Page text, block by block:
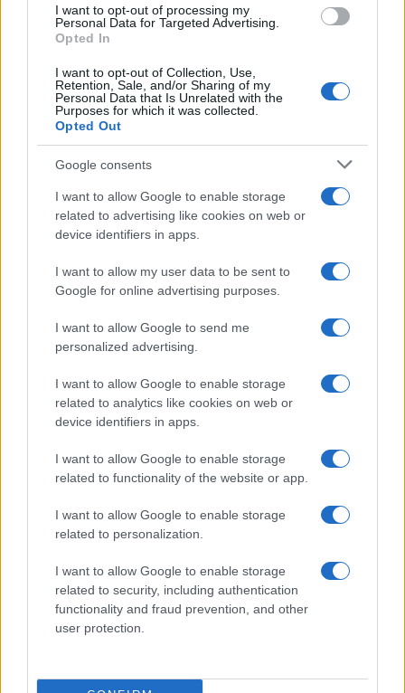
I want to opt-out of processing my
Personal Data for Targeted Advertising.
Opted In
I want to opt-out of Collection, Use,
Retention, Sale, and/or Sharing of my
Personal Data that Is Unrelated with the
Purposes for which it was collected.
Opted Out
Google consents
I want to allow Google to enable storage
related to advertising like cookies on web or
device identifiers in apps.
I want to allow my user data to be sent to
Google for online advertising purposes.
I want to allow Google to send me
personalized advertising.
I want to allow Google to enable storage
related to analytics like cookies on web or
device identifiers in apps.
I want to allow Google to enable storage
related to functionality of the website or app.
I want to allow Google to enable storage
related to personalization.
I want to allow Google to enable storage
related to security, including authentication
functionality and fraud prevention, and other
user protection.
Sangue, musica e solidarietà con Avis Olbia al
Meteo Olbia 9 agosto, temperature in calo
va avanti: “Sicilia, ci sono”
Paolo Pinna